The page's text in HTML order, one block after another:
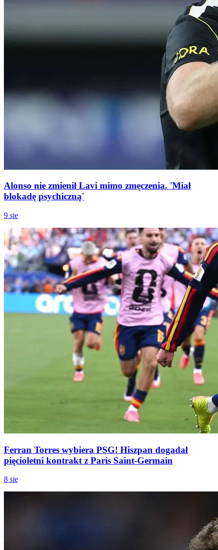
Alonso nie zmienił Lavi mimo zmęczenia. 'Miał
blokadę psychiczną'
9 sie
Ferran Torres wybiera PSG! Hiszpan dogadał
pięcioletni kontrakt z Paris Saint-Germain
8 sie